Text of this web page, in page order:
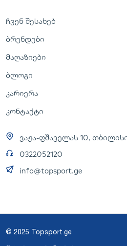
ჩვენ შესახებ
ბრენდები
მაღაზიები
ბლოგი
კარიერა
კონტაქტი
ვაჟა-ფშაველას 10,
0322052120
info@topsport.ge
© 2025 Topsport.ge